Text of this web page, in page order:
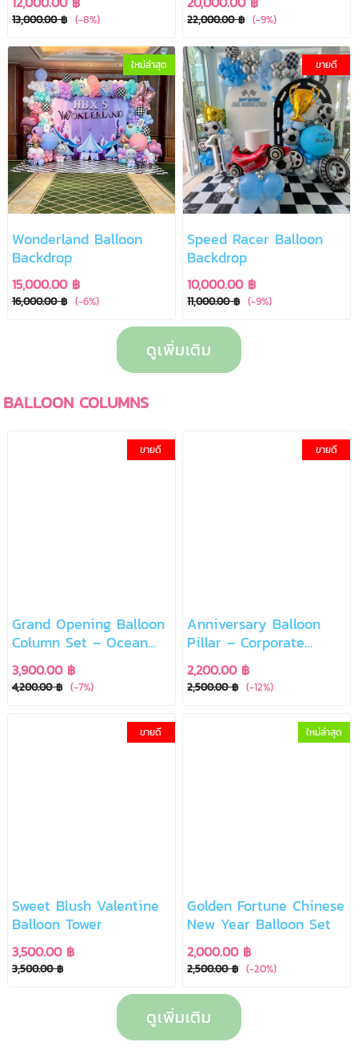
Theme
13,000.00 ฿ (-8%) 22,000.00 ฿ (-9%)
ใหม่ล่าสุด
Wonderland Balloon
Backdrop
15,000.00 ฿
16,000.00 ฿ (-6%)
ขายดี
Speed Racer Balloon
Backdrop
10,000.00 ฿
11,000.00 ฿ (-9%)
ดูเพิ่มเติม
BALLOON COLUMNS
ขายดี
Grand Opening Balloon
Column Set – Ocean
Blue
3,900.00 ฿
4,200.00 ฿ (-7%)
ขายดี
Anniversary Balloon
Pillar – Corporate
Celebration Edition
2,200.00 ฿
2,500.00 ฿ (-12%)
ขายดี
Sweet Blush Valentine
Balloon Tower
3,500.00 ฿
3,500.00 ฿
ใหม่ล่าสุด
Golden Fortune Chinese
New Year Balloon Set
2,000.00 ฿
2,500.00 ฿ (-20%)
ดูเพิ่มเติม